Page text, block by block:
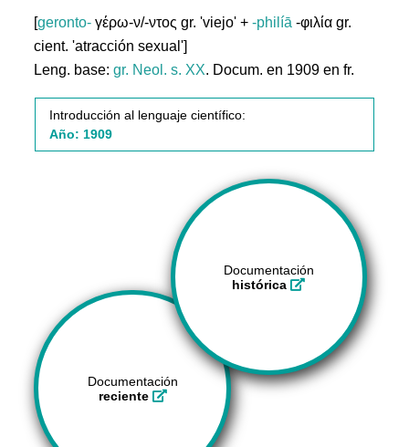
[geronto- γέρω-ν/-ντος gr. 'viejo' +-philíā -φιλία gr.
cient. 'atracción sexual']
Leng. base:gr. Neol. s. XX. Docum. en 1909 en fr.
Introducción al lenguaje científico:
Año: 1909
Documentación
histórica
Documentación
reciente